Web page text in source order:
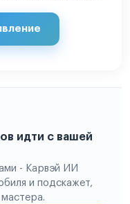
идти с вашей
- Карвэй ИИ
и подскажет,